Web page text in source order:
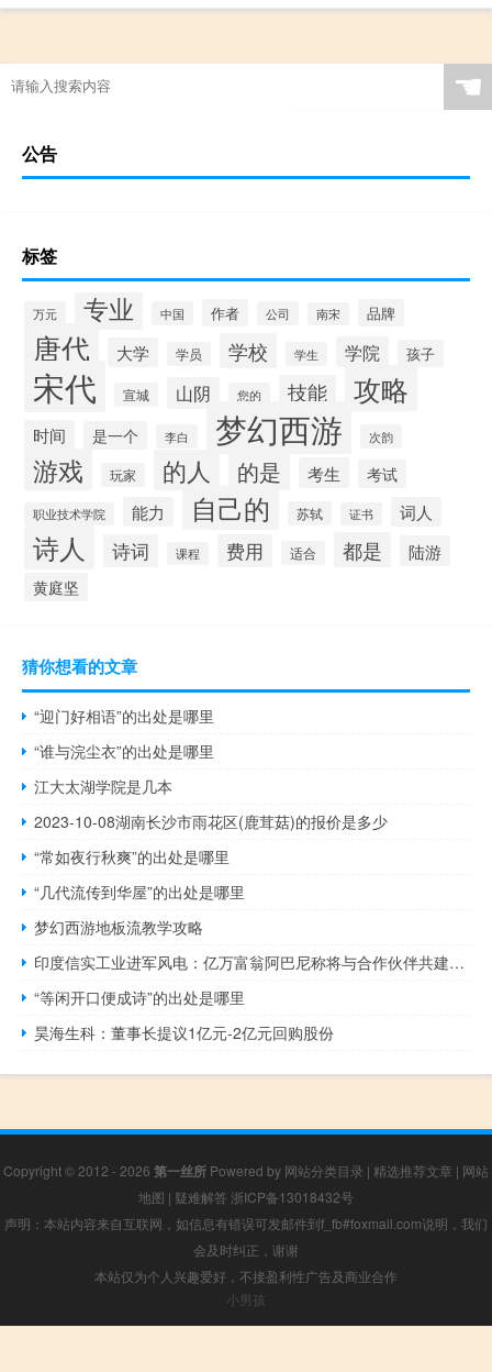
☚
公告
标签
万元 专业 中国 作者 公司 南宋 品牌
唐代 大学 学员 学校 学生 学院 孩子
宋代 宣城 山阴 您的 技能 攻略
时间 是一个 李白 梦幻西游 次韵
游戏 玩家 的人 的是 考生 考试
职业技术学院 能力 自己的 苏轼 证书 词人
诗人 诗词 课程 费用 适合 都是 陆游
黄庭坚
猜你想看的文章
“迎门好相语”的出处是哪里
“谁与浣尘衣”的出处是哪里
江大太湖学院是几本
2023-10-08湖南长沙市雨花区(鹿茸菇)的报价是多少
“常如夜行秋爽”的出处是哪里
“几代流传到华屋”的出处是哪里
梦幻西游地板流教学攻略
印度信实工业进军风电：亿万富翁阿巴尼称将与合作伙伴共建风力发电厂
“等闲开口便成诗”的出处是哪里
昊海生科：董事长提议1亿元-2亿元回购股份
Copyright © 2012 - 2026 第一丝所 Powered by 网站分类目录 | 精选推荐文章 | 网站
地图 | 疑难解答 浙ICP备13018432号
声明：本站内容来自互联网，如信息有错误可发邮件到f_fb#foxmail.com说明，我们
会及时纠正，谢谢
本站仅为个人兴趣爱好，不接盈利性广告及商业合作
小男孩